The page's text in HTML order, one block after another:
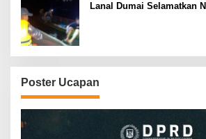
Lanal Dumai Selamatkan
Poster Ucapan